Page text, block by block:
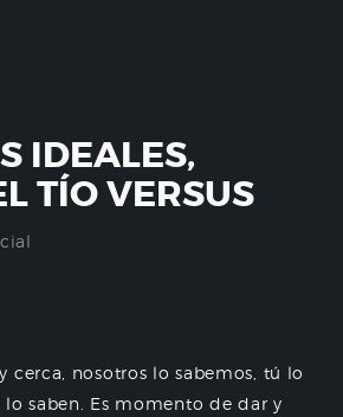
IDEALES,
TÍO VERSUS
cerca, nosotros lo sabemos, tú lo
lo saben. Es momento de dar y